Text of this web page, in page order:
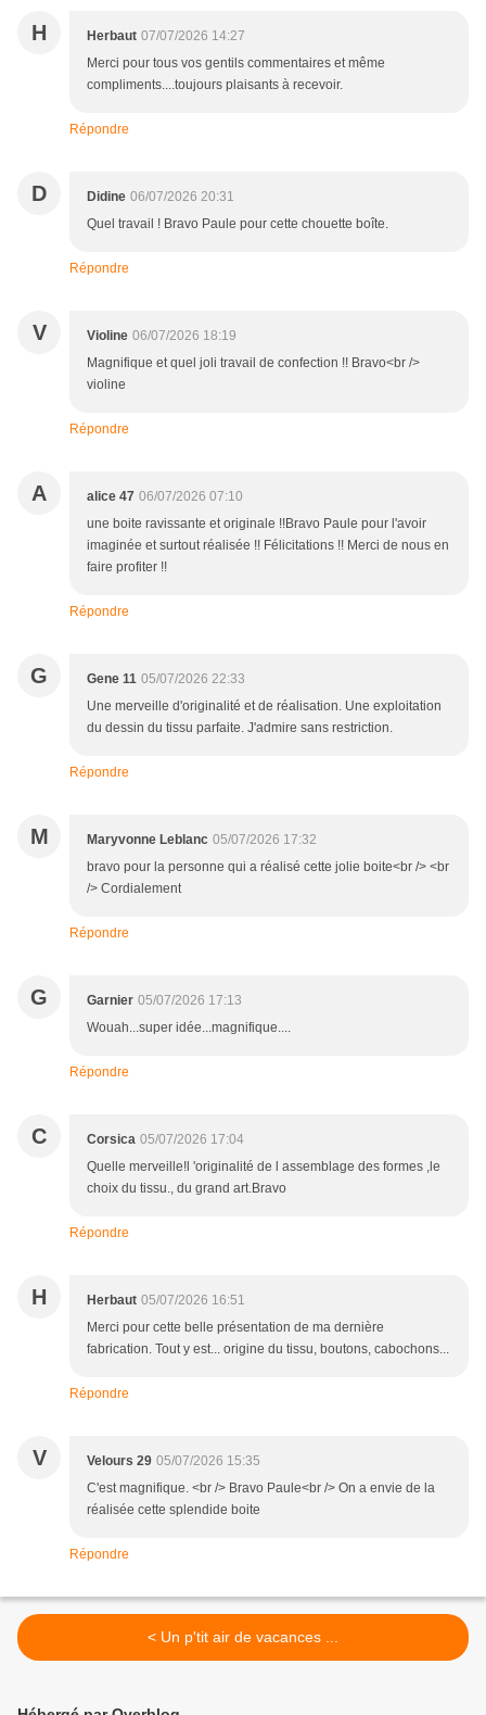
H Herbaut 07/07/2026 14:27
Merci pour tous vos gentils commentaires et même
compliments....toujours plaisants à recevoir.
Répondre
D Didine 06/07/2026 20:31
Quel travail ! Bravo Paule pour cette chouette boîte.
Répondre
V Violine 06/07/2026 18:19
Magnifique et quel joli travail de confection !! Bravo<br />
violine
Répondre
A alice 47 06/07/2026 07:10
une boite ravissante et originale !!Bravo Paule pour l'avoir
imaginée et surtout réalisée !! Félicitations !! Merci de nous en
faire profiter !!
Répondre
G Gene 11 05/07/2026 22:33
Une merveille d'originalité et de réalisation. Une exploitation
du dessin du tissu parfaite. J'admire sans restriction.
Répondre
M Maryvonne Leblanc 05/07/2026 17:32
bravo pour la personne qui a réalisé cette jolie boite<br /> <br
/> Cordialement
Répondre
G Garnier 05/07/2026 17:13
Wouah...super idée...magnifique....
Répondre
C Corsica 05/07/2026 17:04
Quelle merveille!l 'originalité de l assemblage des formes ,le
choix du tissu., du grand art.Bravo
Répondre
H Herbaut 05/07/2026 16:51
Merci pour cette belle présentation de ma dernière
fabrication. Tout y est... origine du tissu, boutons, cabochons...
Répondre
V Velours 29 05/07/2026 15:35
C'est magnifique. <br /> Bravo Paule<br /> On a envie de la
réalisée cette splendide boite
Répondre
< Un p'tit air de vacances ...